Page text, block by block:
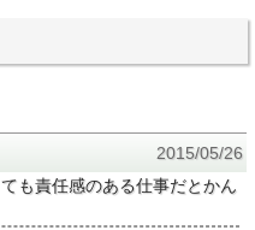
2015/05/26
も責任感のある仕事だとかん